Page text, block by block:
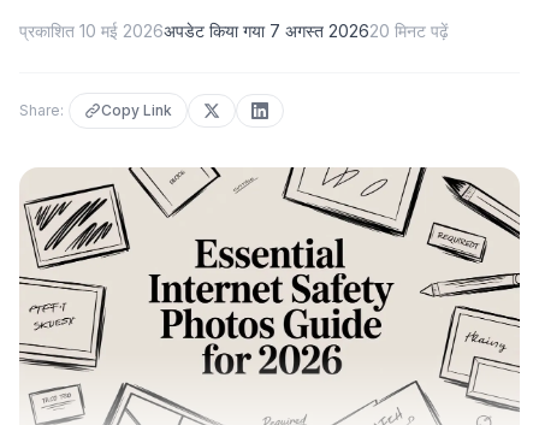
प्रकाशित 10 मई 2026अपडेट किया गया 7 अगस्त 202620 मिनट पढ़ें
Share: Copy Link